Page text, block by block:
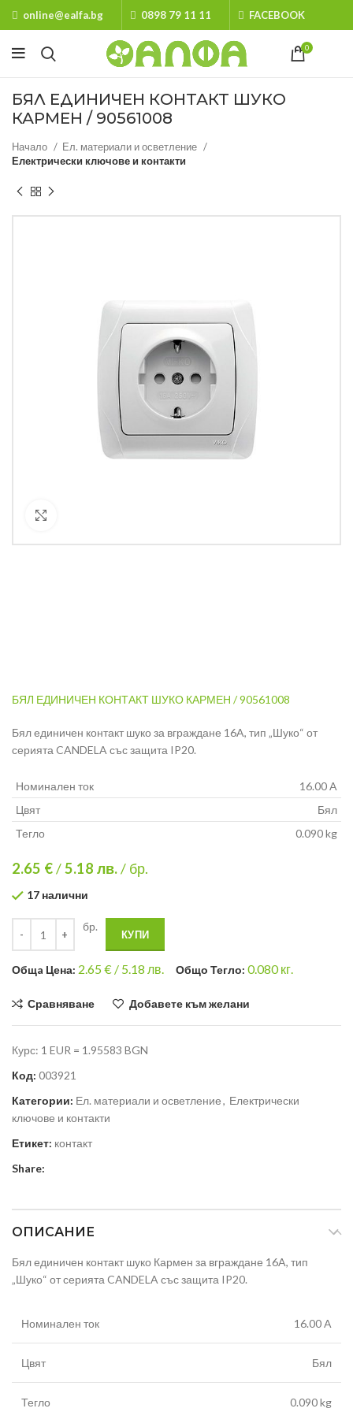
online@ealfa.bg 0898 79 11 11 FACEBOOK
0
БЯЛ ЕДИНИЧЕН КОНТАКТ ШУКО
КАРМЕН / 90561008
Начало
Ел. материали и осветление
Електрически ключове и контакти
БЯЛ ЕДИНИЧЕН КОНТАКТ ШУКО КАРМЕН / 90561008
Бял единичен контакт шуко за вграждане 16A, тип „Шуко“ от
серията CANDELA със защита IP20.
Номинален ток
16.00 A
Цвят
Бял
Тегло
0.090 kg
2.65 €/5.18 лв./ бр.
17 налични
бр.
КУПИ
Общa Цена: 2.65€ / 5.18 лв. Общо Тегло: 0.080кг.
Сравняване Добавете към желани
Курс: 1 EUR = 1.95583 BGN
Код: 003921
Категории: Ел. материали и осветление, Електрически
ключове и контакти
Етикет: контакт
Share:
ОПИСАНИЕ
Бял единичен контакт шуко Кармен за вграждане 16A, тип
„Шуко“ от серията CANDELA със защита IP20.
Номинален ток 16.00 A
Цвят Бял
Тегло 0.090 kg